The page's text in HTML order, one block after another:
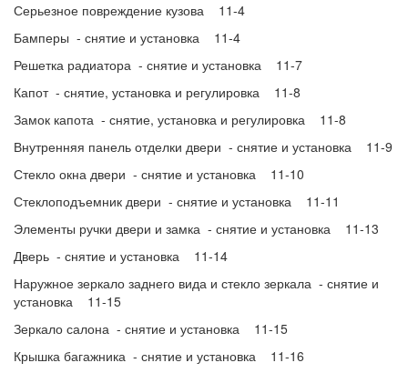
Серьезное повреждение кузова 11-4
Бамперы - снятие и установка 11-4
Решетка радиатора - снятие и установка 11-7
Капот - снятие, установка и регулировка 11-8
Замок капота - снятие, установка и регулировка 11-8
Внутренняя панель отделки двери - снятие и установка 11-9
Стекло окна двери - снятие и установка 11-10
Стеклоподъемник двери - снятие и установка 11-11
Элементы ручки двери и замка - снятие и установка 11-13
Дверь - снятие и установка 11-14
Наружное зеркало заднего вида и стекло зеркала - снятие и
установка 11-15
Зеркало салона - снятие и установка 11-15
Крышка багажника - снятие и установка 11-16